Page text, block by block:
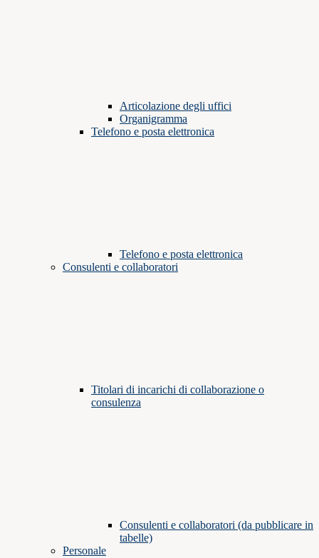
Articolazione degli uffici
Organigramma
Telefono e posta elettronica
Telefono e posta elettronica
Consulenti e collaboratori
Titolari di incarichi di collaborazione o
consulenza
Consulenti e collaboratori (da pubblicare in
tabelle)
Personale